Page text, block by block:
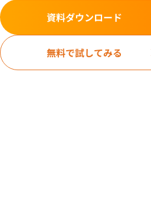
資料ダウンロード
無料で試してみる